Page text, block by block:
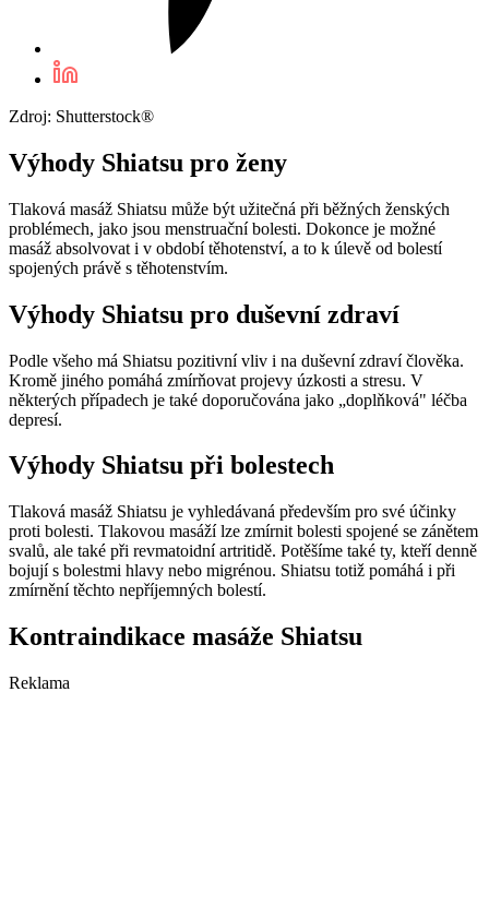
Zdroj: Shutterstock®
Výhody Shiatsu pro ženy
Tlaková masáž Shiatsu může být užitečná při běžných ženských
problémech, jako jsou menstruační bolesti. Dokonce je možné
masáž absolvovat i v období těhotenství, a to k úlevě od bolestí
spojených právě s těhotenstvím.
Výhody Shiatsu pro duševní zdraví
Podle všeho má Shiatsu pozitivní vliv i na duševní zdraví člověka.
Kromě jiného pomáhá zmírňovat projevy úzkosti a stresu. V
některých případech je také doporučována jako „doplňková" léčba
depresí.
Výhody Shiatsu při bolestech
Tlaková masáž Shiatsu je vyhledávaná především pro své účinky
proti bolesti. Tlakovou masáží lze zmírnit bolesti spojené se zánětem
svalů, ale také při revmatoidní artritidě. Potěšíme také ty, kteří denně
bojují s bolestmi hlavy nebo migrénou. Shiatsu totiž pomáhá i při
zmírnění těchto nepříjemných bolestí.
Kontraindikace masáže Shiatsu
Reklama